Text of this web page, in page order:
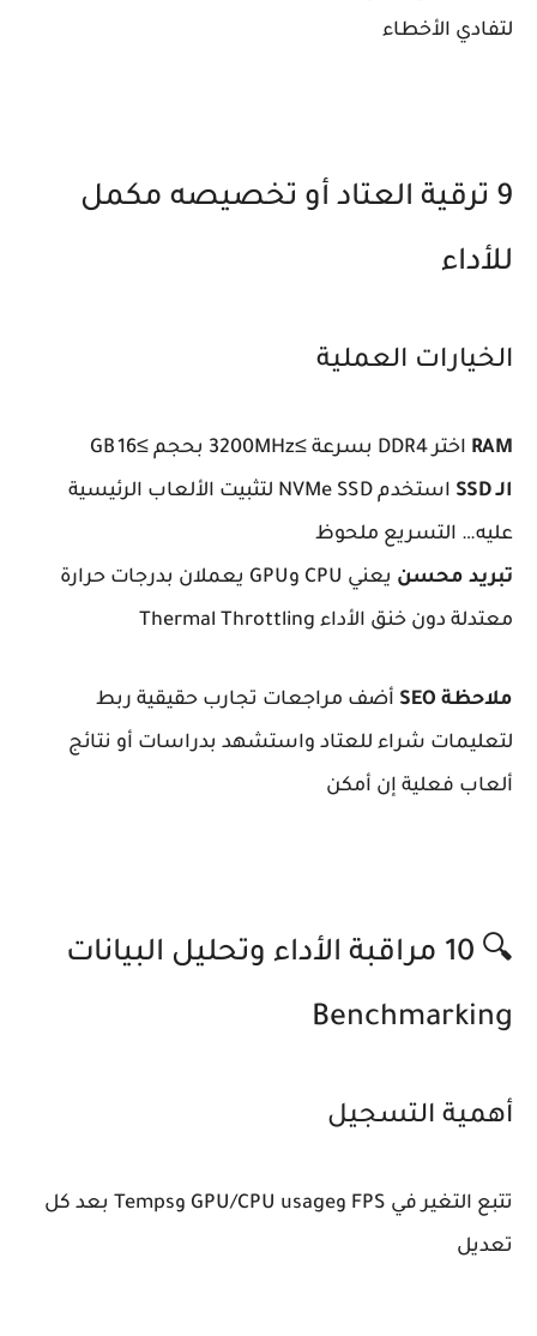
لتفادي الأخطاء
9 ترقية العتاد أو تخصيصه مكمل
للأداء
الخيارات العملية
RAM اختر DDR4 بسرعة ≥3200MHz بحجم ≥16 GB
الـ SSD
استخدم NVMe SSD لتثبيت الألعاب الرئيسية
عليه… التسريع ملحوظ
تبريد محسن
يعني CPU وGPU يعملان بدرجات حرارة
معتدلة دون خنق الأداء Thermal Throttling
ملاحظة SEO
أضف مراجعات تجارب حقيقية ربط
لتعليمات شراء للعتاد واستشهد بدراسات أو نتائج
ألعاب فعلية إن أمكن
🔍 10 مراقبة الأداء وتحليل البيانات
Benchmarking
أهمية التسجيل
تتبع التغير في FPS وGPU/CPU usage وTemps بعد كل
تعديل